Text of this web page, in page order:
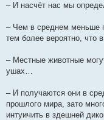
– И насчёт нас мы
– Чем в среднем меньше
тем более вероятно, что
– Местные животные
ушах…
– И получаются они в
прошлого мира, зато
интуичить в здешней